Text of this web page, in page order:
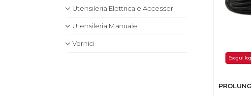
Utensileria Elettrica e Accessori
Utensileria Manuale
Vernici
Esegui